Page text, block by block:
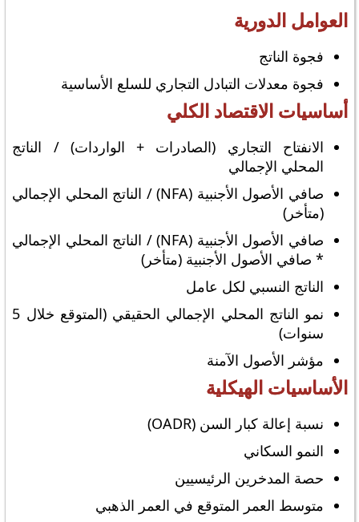
العوامل الدورية
فجوة الناتج
فجوة معدلات التبادل التجاري للسلع الأساسية
أساسيات الاقتصاد الكلي
الانفتاح التجاري (الصادرات + الواردات) / الناتج
المحلي الإجمالي
صافي الأصول الأجنبية (NFA) / الناتج المحلي الإجمالي
(متأخر)
صافي الأصول الأجنبية (NFA) / الناتج المحلي الإجمالي
* صافي الأصول الأجنبية (متأخر)
الناتج النسبي لكل عامل
نمو الناتج المحلي الإجمالي الحقيقي (المتوقع خلال 5
سنوات)
مؤشر الأصول الآمنة
الأساسيات الهيكلية
نسبة إعالة كبار السن (OADR)
النمو السكاني
حصة المدخرين الرئيسيين
متوسط العمر المتوقع في العمر الذهبي